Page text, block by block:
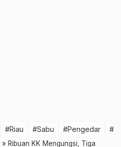
#Riau #Sabu #Pengedar
» Ribuan KK Mengungsi, Tiga